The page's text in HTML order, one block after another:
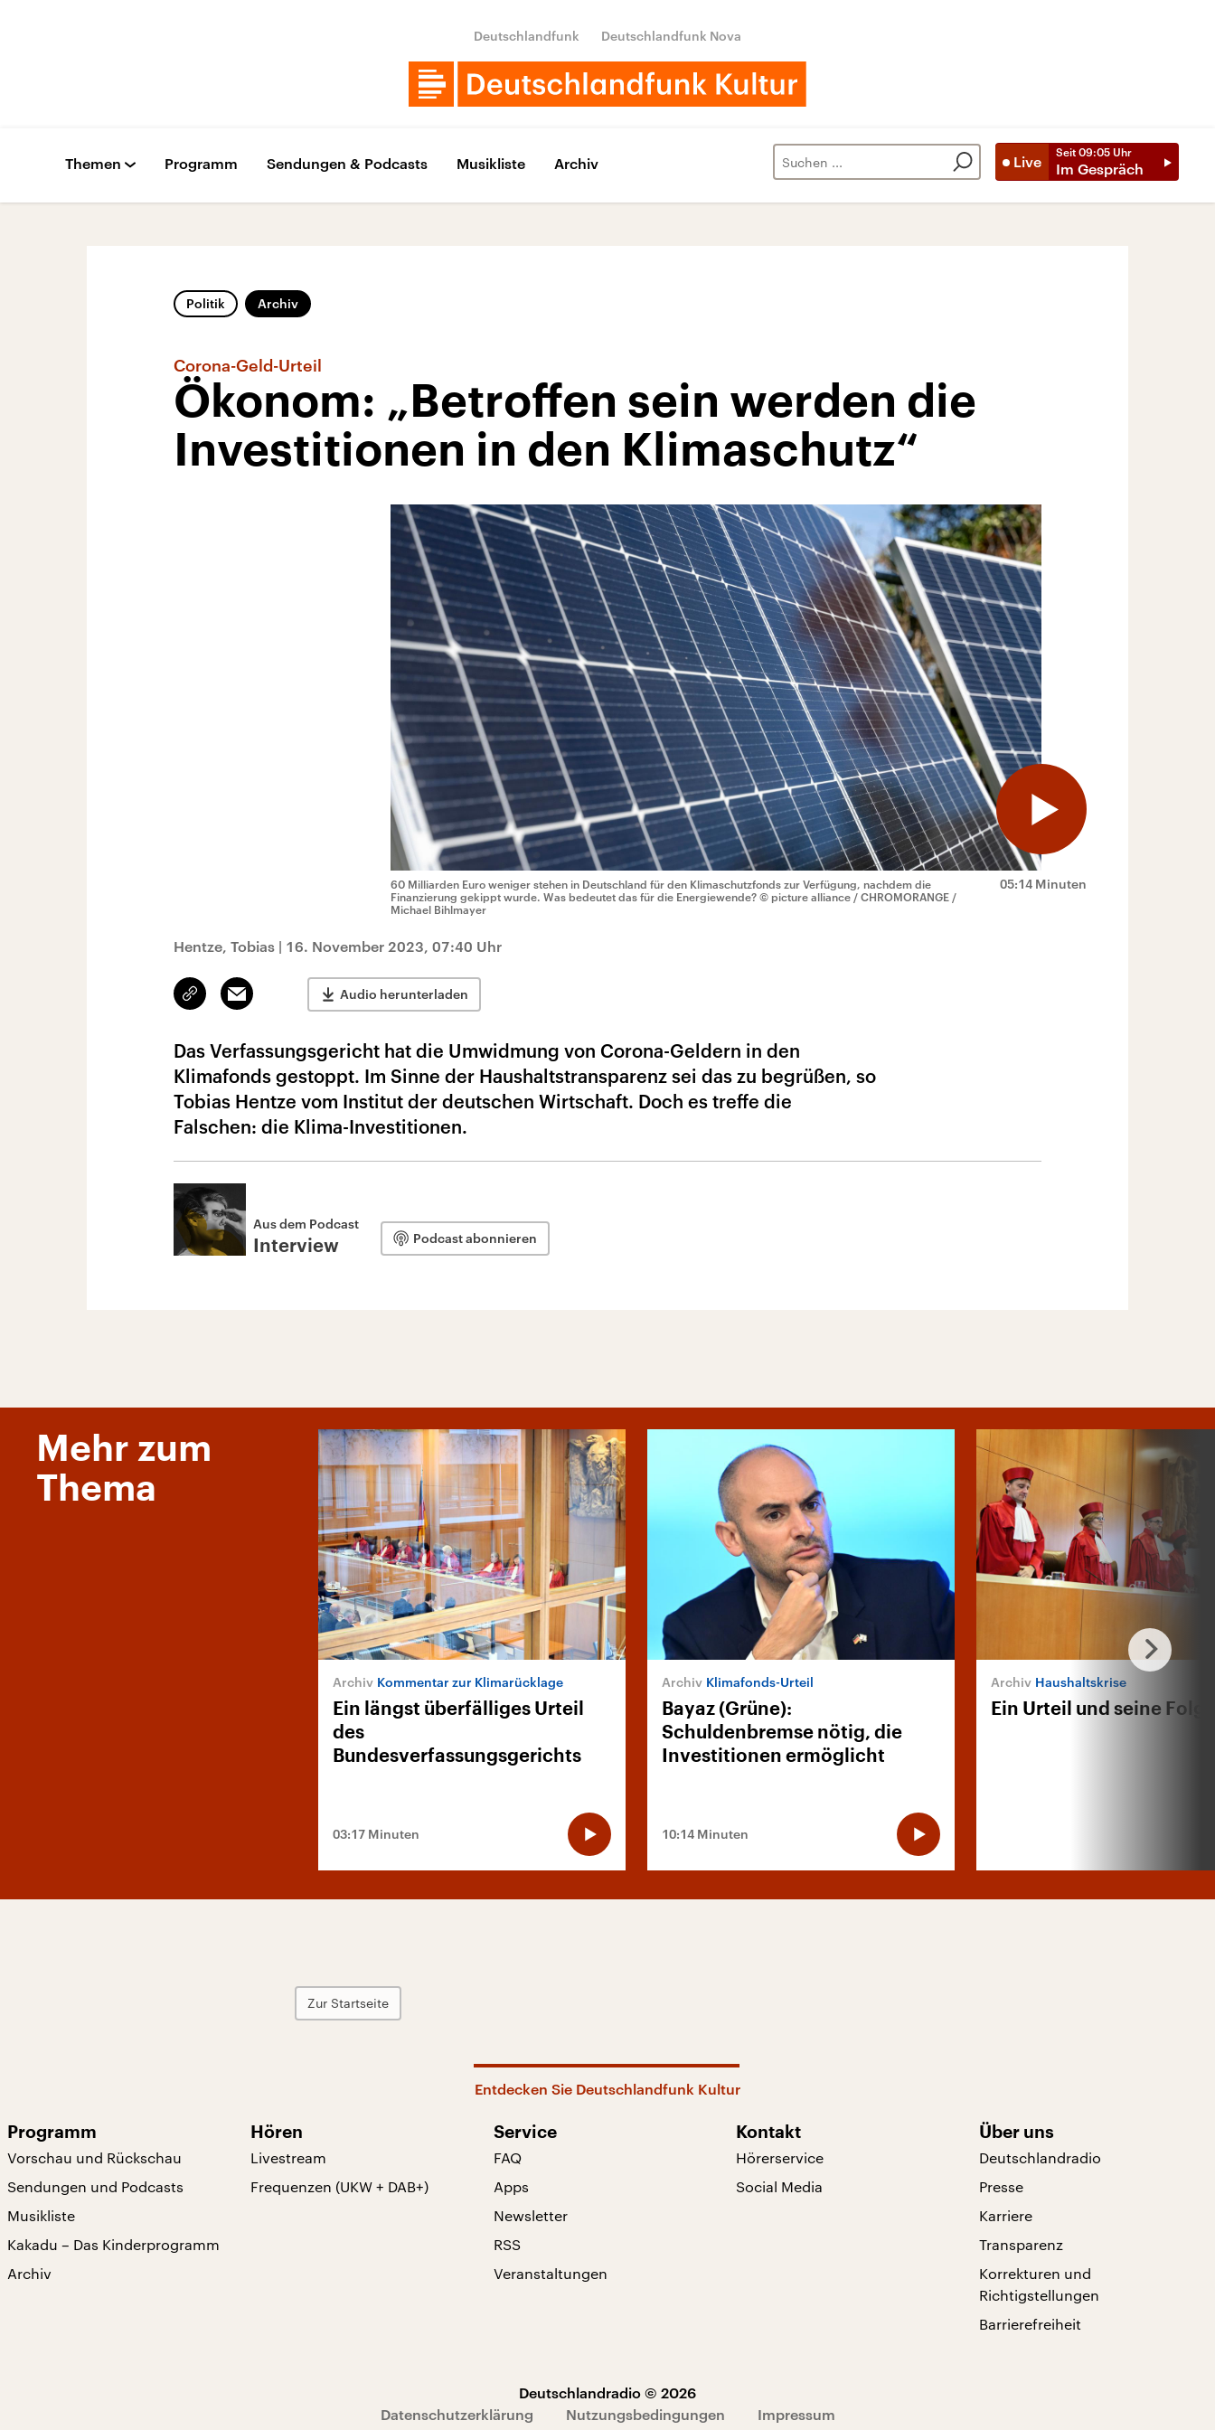
Deutschlandfunk Deutschlandfunk Nova
Live
Seit 09:05 Uhr
Im Gespräch
Themen Programm Sendungen & Podcasts Musikliste Archiv
Politik Archiv
Corona-Geld-Urteil
Ökonom: „Betroffen sein werden die
Investitionen in den Klimaschutz“
05:14 Minuten
60 Milliarden Euro weniger stehen in Deutschland für den Klimaschutzfonds zur Verfügung, nachdem die
Finanzierung gekippt wurde. Was bedeutet das für die Energiewende? © picture alliance / CHROMORANGE /
Michael Bihlmayer
Hentze, Tobias | 16. November 2023, 07:40 Uhr
Link
kopieren/teilen
Email Audio herunterladen
Das Verfassungsgericht hat die Umwidmung von Corona-Geldern in den
Klimafonds gestoppt. Im Sinne der Haushaltstransparenz sei das zu begrüßen, so
Tobias Hentze vom Institut der deutschen Wirtschaft. Doch es treffe die
Falschen: die Klima-Investitionen.
Aus dem Podcast
Interview Podcast abonnieren
Mehr zum
Thema
Kommentar zur Klimarücklage
Ein längst überfälliges Urteil
des
Bundesverfassungsgerichts
03:17 Minuten
Klimafonds-Urteil
Bayaz (Grüne):
Schuldenbremse nötig, die
Investitionen ermöglicht
10:14 Minuten
Haushaltskrise
Ein Urteil und seine
Zur Startseite
Entdecken Sie Deutschlandfunk Kultur
Programm
Vorschau und Rückschau
Sendungen und Podcasts
Musikliste
Kakadu – Das Kinderprogramm
Archiv
Hören
Livestream
Frequenzen (UKW + DAB+)
Service
FAQ
Apps
Newsletter
RSS
Veranstaltungen
Kontakt
Hörerservice
Social Media
Über uns
Deutschlandradio
Presse
Karriere
Transparenz
Korrekturen und
Richtigstellungen
Barrierefreiheit
Deutschlandradio © 2026
Datenschutzerklärung
Nutzungsbedingungen
Impressum